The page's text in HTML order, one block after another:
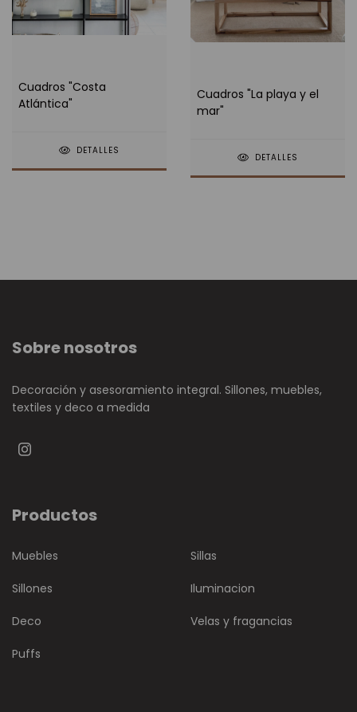
Cuadros "Costa
Atlántica"
DETALLES
Cuadros "La playa y el
mar"
DETALLES
Sobre nosotros
Decoración y asesoramiento integral. Sillones, muebles,
textiles y deco a medida
Productos
Muebles Sillas
Sillones Iluminacion
Deco Velas y fragancias
Puffs